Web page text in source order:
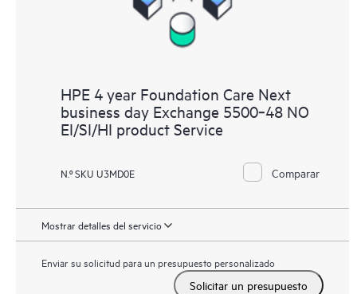
HPE 4 year Foundation Care Next
business day Exchange 5500‑48 NO
EI/SI/HI product Service
N.º SKU U3MD0E Comparar
Mostrar detalles del servicio
Enviar su solicitud para un presupuesto personalizado
Solicitar un presupuesto